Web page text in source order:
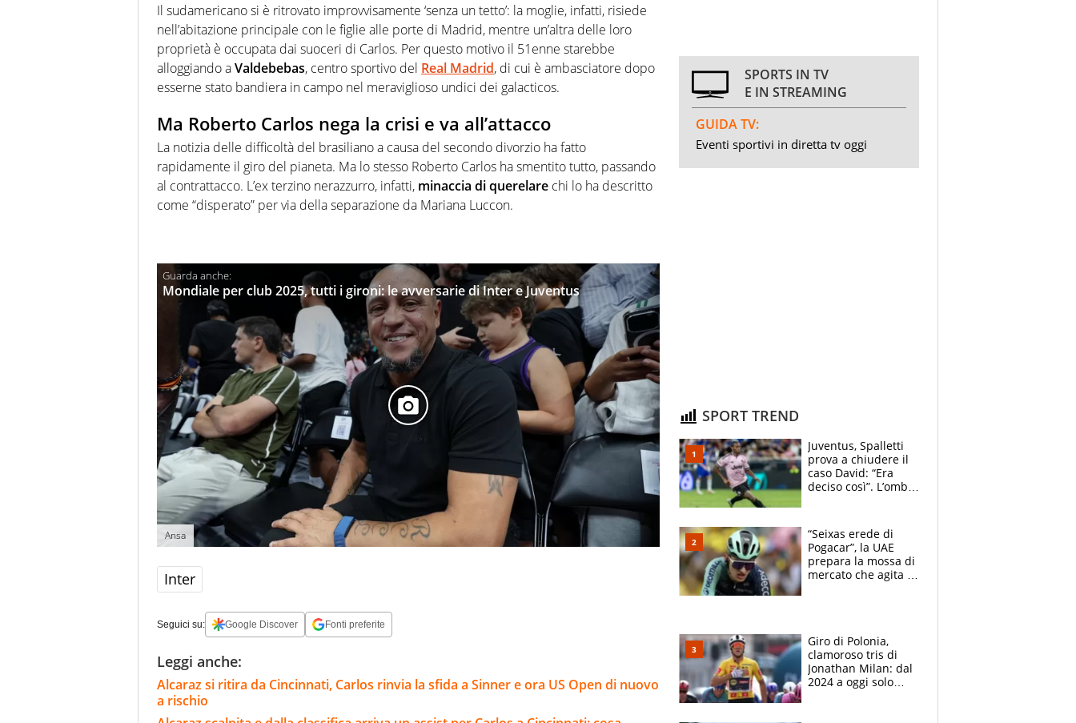
Il sudamericano si è ritrovato improvvisamente ‘senza un tetto’: la moglie, infatti, risiede
nell’abitazione principale con le figlie alle porte di Madrid, mentre un’altra delle loro
proprietà è occupata dai suoceri di Carlos. Per questo motivo il 51enne starebbe
alloggiando aValdebebas, centro sportivo del Real Madrid, di cui è ambasciatore dopo
esserne stato bandiera in campo nel meraviglioso undici dei galacticos.
Ma Roberto Carlos nega la crisi e va all’attacco
La notizia delle difficoltà del brasiliano a causa del secondo divorzio ha fatto
rapidamente il giro del pianeta. Ma lo stesso Roberto Carlos ha smentito tutto, passando
al contrattacco. L’ex terzino nerazzurro, infatti, minaccia di querelare chi lo ha descritto
come “disperato” per via della separazione da Mariana Luccon.
Mondiale per club 2025, tutti i gironi: le avversarie di Inter e Juventus
Ansa
Inter
Seguici su: Google Discover Fonti preferite
Leggi anche:
Alcaraz si ritira da Cincinnati, Carlos rinvia la sfida a Sinner e ora US Open di nuovo
a rischio
SPORTS IN TV
E IN STREAMING
GUIDA TV:
Eventi sportivi in diretta tv oggi
SPORT TREND
Juventus, Spalletti
prova a chiudere il
caso David: “Era
deciso così”. L’ombra
“Seixas erede di
Pogacar”, la UAE
prepara la mossa di
mercato che agita la
Giro di Polonia,
clamoroso tris di
Jonathan Milan: dal
2024 a oggi solo